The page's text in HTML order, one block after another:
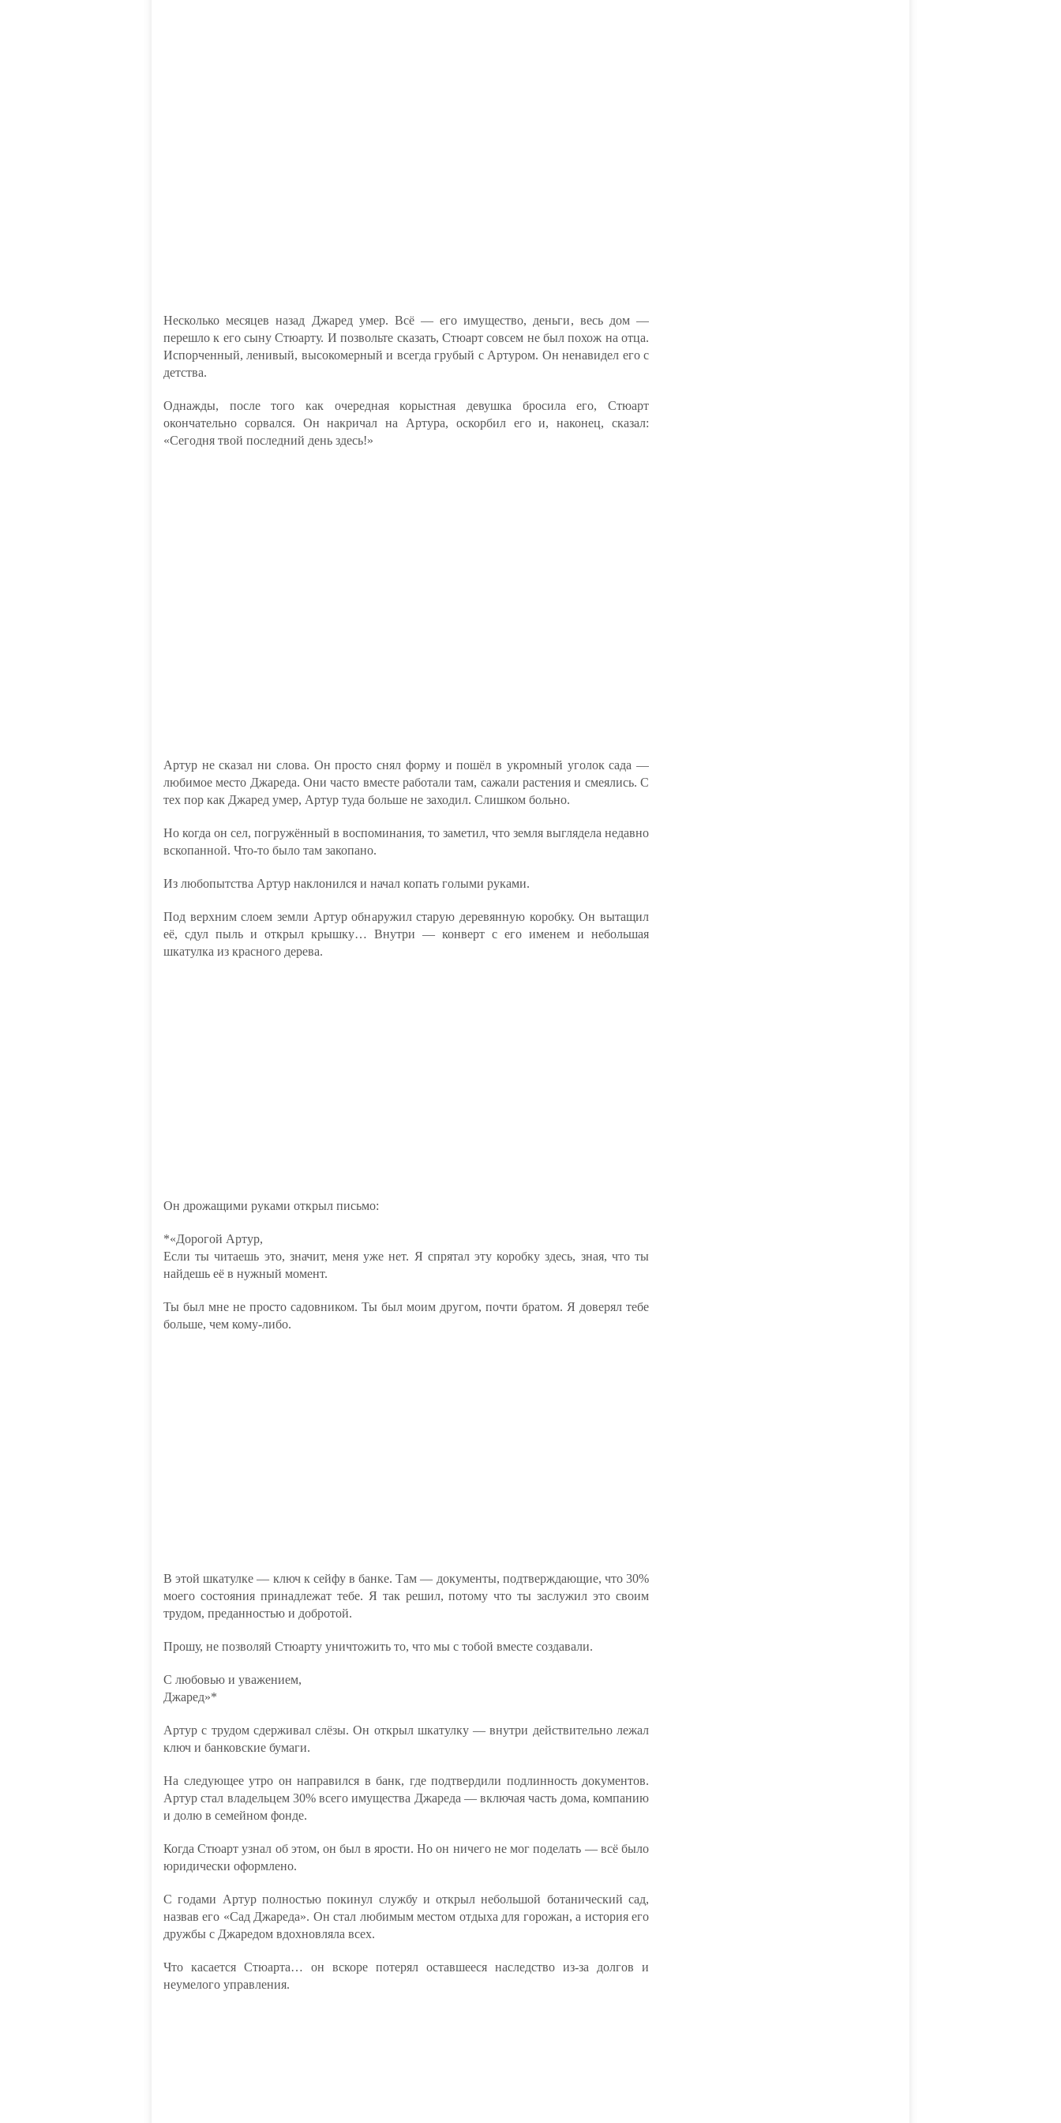
Несколько месяцев назад Джаред умер. Всё — его имущество, деньги, весь дом —
перешло к его сыну Стюарту. И позвольте сказать, Стюарт совсем не был похож на отца.
Испорченный, ленивый, высокомерный и всегда грубый с Артуром. Он ненавидел его с
детства.
Однажды, после того как очередная корыстная девушка бросила его, Стюарт
окончательно сорвался. Он накричал на Артура, оскорбил его и, наконец, сказал:
«Сегодня твой последний день здесь!»
Артур не сказал ни слова. Он просто снял форму и пошёл в укромный уголок сада —
любимое место Джареда. Они часто вместе работали там, сажали растения и смеялись. С
тех пор как Джаред умер, Артур туда больше не заходил. Слишком больно.
Но когда он сел, погружённый в воспоминания, то заметил, что земля выглядела недавно
вскопанной. Что-то было там закопано.
Из любопытства Артур наклонился и начал копать голыми руками.
Под верхним слоем земли Артур обнаружил старую деревянную коробку. Он вытащил
её, сдул пыль и открыл крышку… Внутри — конверт с его именем и небольшая
шкатулка из красного дерева.
Он дрожащими руками открыл письмо:
*«Дорогой Артур,
Если ты читаешь это, значит, меня уже нет. Я спрятал эту коробку здесь, зная, что ты
найдешь её в нужный момент.
Ты был мне не просто садовником. Ты был моим другом, почти братом. Я доверял тебе
больше, чем кому-либо.
В этой шкатулке — ключ к сейфу в банке. Там — документы, подтверждающие, что 30%
моего состояния принадлежат тебе. Я так решил, потому что ты заслужил это своим
трудом, преданностью и добротой.
Прошу, не позволяй Стюарту уничтожить то, что мы с тобой вместе создавали.
С любовью и уважением,
Джаред»*
Артур с трудом сдерживал слёзы. Он открыл шкатулку — внутри действительно лежал
ключ и банковские бумаги.
На следующее утро он направился в банк, где подтвердили подлинность документов.
Артур стал владельцем 30% всего имущества Джареда — включая часть дома, компанию
и долю в семейном фонде.
Когда Стюарт узнал об этом, он был в ярости. Но он ничего не мог поделать — всё было
юридически оформлено.
С годами Артур полностью покинул службу и открыл небольшой ботанический сад,
назвав его «Сад Джареда». Он стал любимым местом отдыха для горожан, а история его
дружбы с Джаредом вдохновляла всех.
Что касается Стюарта… он вскоре потерял оставшееся наследство из-за долгов и
неумелого управления.